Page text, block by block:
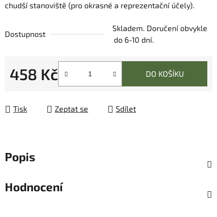
chudší stanoviště (pro okrasné a reprezentační účely).
Dostupnost
Skladem. Doručení obvykle
do 6-10 dní.
458 Kč DO KOŠÍKU
Tisk Zeptat se Sdílet
Popis
Hodnocení